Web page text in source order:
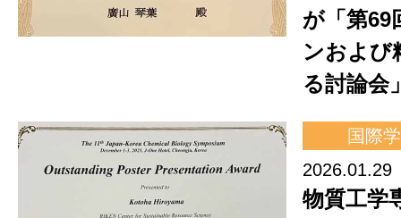
が「第69
ンおよび
る討論会
国際
2026.01.29
物質工学